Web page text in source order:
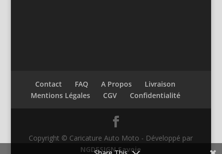
Contact FAQ A Propos
Livraison
Mentions Légales
CGV Confidentialité
Copyright © Caricature Auto Moto - Développé par
NGDESIGN Savoie